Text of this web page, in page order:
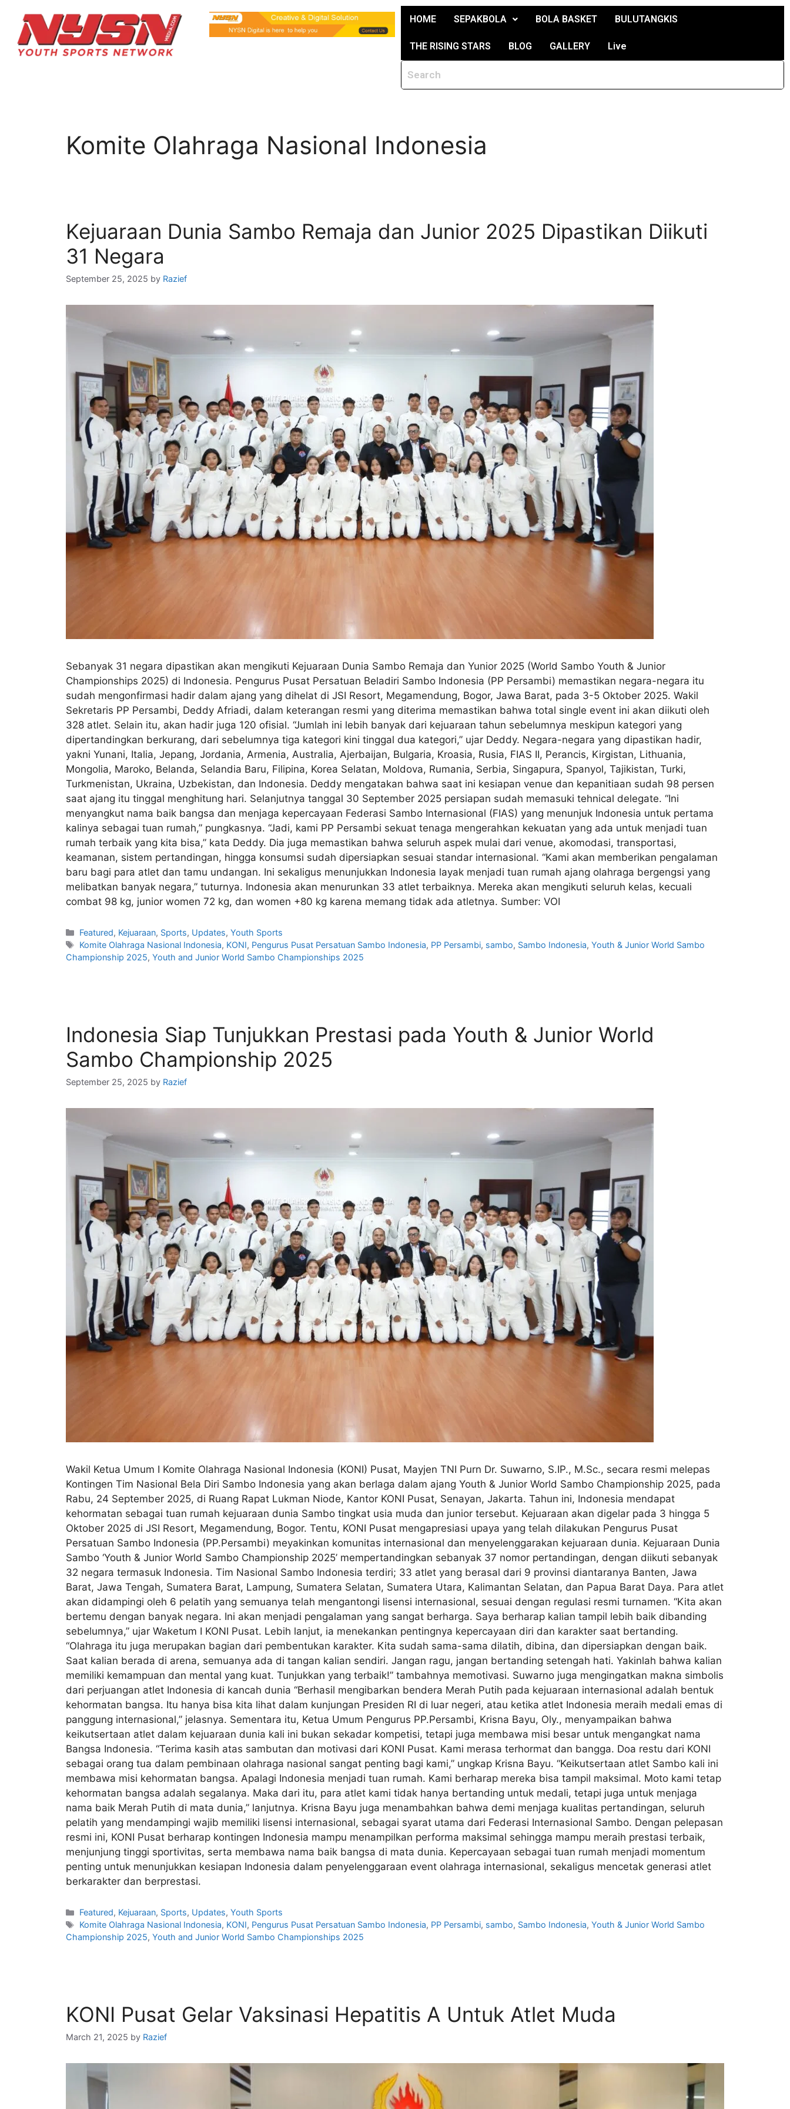
HOME SEPAKBOLA BOLA BASKET BULUTANGKIS
THE RISING STARS BLOG GALLERY Live
Komite Olahraga Nasional Indonesia
Kejuaraan Dunia Sambo Remaja dan Junior 2025 Dipastikan Diikuti
31 Negara
September 25, 2025 by Razief
Sebanyak 31 negara dipastikan akan mengikuti Kejuaraan Dunia Sambo Remaja dan Yunior 2025 (World Sambo Youth & Junior
Championships 2025) di Indonesia. Pengurus Pusat Persatuan Beladiri Sambo Indonesia (PP Persambi) memastikan negara-negara itu
sudah mengonfirmasi hadir dalam ajang yang dihelat di JSI Resort, Megamendung, Bogor, Jawa Barat, pada 3-5 Oktober 2025. Wakil
Sekretaris PP Persambi, Deddy Afriadi, dalam keterangan resmi yang diterima memastikan bahwa total single event ini akan diikuti oleh
328 atlet. Selain itu, akan hadir juga 120 ofisial. “Jumlah ini lebih banyak dari kejuaraan tahun sebelumnya meskipun kategori yang
dipertandingkan berkurang, dari sebelumnya tiga kategori kini tinggal dua kategori,” ujar Deddy. Negara-negara yang dipastikan hadir,
yakni Yunani, Italia, Jepang, Jordania, Armenia, Australia, Ajerbaijan, Bulgaria, Kroasia, Rusia, FIAS II, Perancis, Kirgistan, Lithuania,
Mongolia, Maroko, Belanda, Selandia Baru, Filipina, Korea Selatan, Moldova, Rumania, Serbia, Singapura, Spanyol, Tajikistan, Turki,
Turkmenistan, Ukraina, Uzbekistan, dan Indonesia. Deddy mengatakan bahwa saat ini kesiapan venue dan kepanitiaan sudah 98 persen
saat ajang itu tinggal menghitung hari. Selanjutnya tanggal 30 September 2025 persiapan sudah memasuki tehnical delegate. “Ini
menyangkut nama baik bangsa dan menjaga kepercayaan Federasi Sambo Internasional (FIAS) yang menunjuk Indonesia untuk pertama
kalinya sebagai tuan rumah,” pungkasnya. “Jadi, kami PP Persambi sekuat tenaga mengerahkan kekuatan yang ada untuk menjadi tuan
rumah terbaik yang kita bisa,” kata Deddy. Dia juga memastikan bahwa seluruh aspek mulai dari venue, akomodasi, transportasi,
keamanan, sistem pertandingan, hingga konsumsi sudah dipersiapkan sesuai standar internasional. “Kami akan memberikan pengalaman
baru bagi para atlet dan tamu undangan. Ini sekaligus menunjukkan Indonesia layak menjadi tuan rumah ajang olahraga bergengsi yang
melibatkan banyak negara,” tuturnya. Indonesia akan menurunkan 33 atlet terbaiknya. Mereka akan mengikuti seluruh kelas, kecuali
combat 98 kg, junior women 72 kg, dan women +80 kg karena memang tidak ada atletnya. Sumber: VOI
Featured, Kejuaraan, Sports, Updates,Youth Sports
Komite Olahraga Nasional Indonesia, KONI, Pengurus Pusat Persatuan Sambo Indonesia, PP Persambi, sambo, Sambo Indonesia,Youth & Junior World Sambo
Championship 2025, Youth and Junior World Sambo Championships 2025
Indonesia Siap Tunjukkan Prestasi pada Youth & Junior World
Sambo Championship 2025
September 25, 2025 by Razief
Wakil Ketua Umum I Komite Olahraga Nasional Indonesia (KONI) Pusat, Mayjen TNI Purn Dr. Suwarno, S.IP., M.Sc., secara resmi melepas
Kontingen Tim Nasional Bela Diri Sambo Indonesia yang akan berlaga dalam ajang Youth & Junior World Sambo Championship 2025, pada
Rabu, 24 September 2025, di Ruang Rapat Lukman Niode, Kantor KONI Pusat, Senayan, Jakarta. Tahun ini, Indonesia mendapat
kehormatan sebagai tuan rumah kejuaraan dunia Sambo tingkat usia muda dan junior tersebut. Kejuaraan akan digelar pada 3 hingga 5
Oktober 2025 di JSI Resort, Megamendung, Bogor. Tentu, KONI Pusat mengapresiasi upaya yang telah dilakukan Pengurus Pusat
Persatuan Sambo Indonesia (PP.Persambi) meyakinkan komunitas internasional dan menyelenggarakan kejuaraan dunia. Kejuaraan Dunia
Sambo ‘Youth & Junior World Sambo Championship 2025’ mempertandingkan sebanyak 37 nomor pertandingan, dengan diikuti sebanyak
32 negara termasuk Indonesia. Tim Nasional Sambo Indonesia terdiri; 33 atlet yang berasal dari 9 provinsi diantaranya Banten, Jawa
Barat, Jawa Tengah, Sumatera Barat, Lampung, Sumatera Selatan, Sumatera Utara, Kalimantan Selatan, dan Papua Barat Daya. Para atlet
akan didampingi oleh 6 pelatih yang semuanya telah mengantongi lisensi internasional, sesuai dengan regulasi resmi turnamen. “Kita akan
bertemu dengan banyak negara. Ini akan menjadi pengalaman yang sangat berharga. Saya berharap kalian tampil lebih baik dibanding
sebelumnya,” ujar Waketum I KONI Pusat. Lebih lanjut, ia menekankan pentingnya kepercayaan diri dan karakter saat bertanding.
“Olahraga itu juga merupakan bagian dari pembentukan karakter. Kita sudah sama-sama dilatih, dibina, dan dipersiapkan dengan baik.
Saat kalian berada di arena, semuanya ada di tangan kalian sendiri. Jangan ragu, jangan bertanding setengah hati. Yakinlah bahwa kalian
memiliki kemampuan dan mental yang kuat. Tunjukkan yang terbaik!” tambahnya memotivasi. Suwarno juga mengingatkan makna simbolis
dari perjuangan atlet Indonesia di kancah dunia “Berhasil mengibarkan bendera Merah Putih pada kejuaraan internasional adalah bentuk
kehormatan bangsa. Itu hanya bisa kita lihat dalam kunjungan Presiden RI di luar negeri, atau ketika atlet Indonesia meraih medali emas di
panggung internasional,” jelasnya. Sementara itu, Ketua Umum Pengurus PP.Persambi, Krisna Bayu, Oly., menyampaikan bahwa
keikutsertaan atlet dalam kejuaraan dunia kali ini bukan sekadar kompetisi, tetapi juga membawa misi besar untuk mengangkat nama
Bangsa Indonesia. “Terima kasih atas sambutan dan motivasi dari KONI Pusat. Kami merasa terhormat dan bangga. Doa restu dari KONI
sebagai orang tua dalam pembinaan olahraga nasional sangat penting bagi kami,” ungkap Krisna Bayu. “Keikutsertaan atlet Sambo kali ini
membawa misi kehormatan bangsa. Apalagi Indonesia menjadi tuan rumah. Kami berharap mereka bisa tampil maksimal. Moto kami tetap
kehormatan bangsa adalah segalanya. Maka dari itu, para atlet kami tidak hanya bertanding untuk medali, tetapi juga untuk menjaga
nama baik Merah Putih di mata dunia,” lanjutnya. Krisna Bayu juga menambahkan bahwa demi menjaga kualitas pertandingan, seluruh
pelatih yang mendampingi wajib memiliki lisensi internasional, sebagai syarat utama dari Federasi Internasional Sambo. Dengan pelepasan
resmi ini, KONI Pusat berharap kontingen Indonesia mampu menampilkan performa maksimal sehingga mampu meraih prestasi terbaik,
menjunjung tinggi sportivitas, serta membawa nama baik bangsa di mata dunia. Kepercayaan sebagai tuan rumah menjadi momentum
penting untuk menunjukkan kesiapan Indonesia dalam penyelenggaraan event olahraga internasional, sekaligus mencetak generasi atlet
berkarakter dan berprestasi.
Featured, Kejuaraan, Sports, Updates,Youth Sports
Komite Olahraga Nasional Indonesia, KONI, Pengurus Pusat Persatuan Sambo Indonesia, PP Persambi, sambo, Sambo Indonesia,Youth & Junior World Sambo
Championship 2025, Youth and Junior World Sambo Championships 2025
KONI Pusat Gelar Vaksinasi Hepatitis A Untuk Atlet Muda
March 21, 2025 by Razief